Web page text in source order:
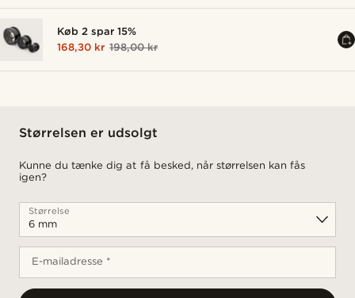
Køb 2 spar 15%
168,30 kr 198,00 kr
Størrelsen er udsolgt
Kunne du tænke dig at få besked, når størrelsen kan fås
igen?
Størrelse
E-mailadresse *